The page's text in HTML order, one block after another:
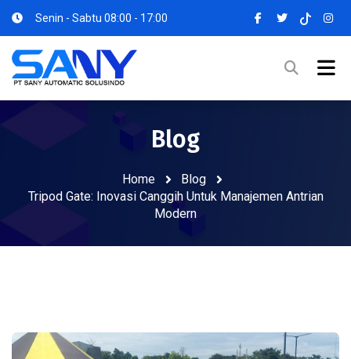
Senin - Sabtu 08:00 - 17:00
Blog
Home
Blog
Tripod Gate: Inovasi Canggih Untuk Manajemen Antrian
Modern